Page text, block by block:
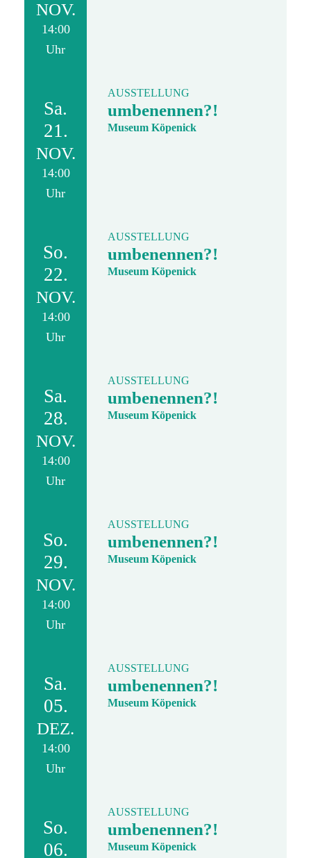
NOV.
14:00
Uhr
Sa.
21.
NOV.
14:00
Uhr
AUSSTELLUNG
umbenennen?!
Museum Köpenick
So.
22.
NOV.
14:00
Uhr
AUSSTELLUNG
umbenennen?!
Museum Köpenick
Sa.
28.
NOV.
14:00
Uhr
AUSSTELLUNG
umbenennen?!
Museum Köpenick
So.
29.
NOV.
14:00
Uhr
AUSSTELLUNG
umbenennen?!
Museum Köpenick
Sa.
05.
DEZ.
14:00
Uhr
AUSSTELLUNG
umbenennen?!
Museum Köpenick
So.
06.
AUSSTELLUNG
umbenennen?!
Museum Köpenick